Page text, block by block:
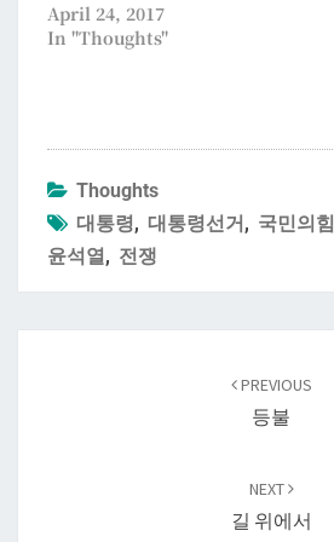
April 24, 2017
In "Thoughts"
Thoughts
대통령, 대통령선거, 국민의힘
윤석열, 전쟁
PREVIOUS
등불
NEXT
길 위에서